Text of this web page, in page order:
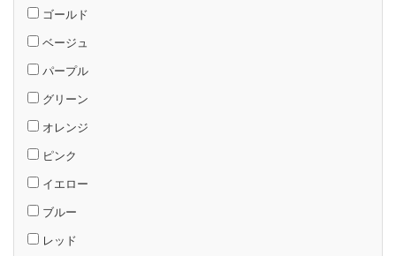
ゴールド
ベージュ
パープル
グリーン
オレンジ
ピンク
イエロー
ブルー
レッド